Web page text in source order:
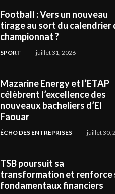
Football : Vers un nouveau
tirage au sort du calendrier
championnat ?
SPORT juillet 31, 2026
Mazarine Energy et l’ETAP
célèbrent l’excellence des
nouveaux bacheliers d’El
Faouar
ÉCHO DES ENTREPRISES juillet 30,
TSB poursuit sa
transformation et renforce
fondamentaux financiers